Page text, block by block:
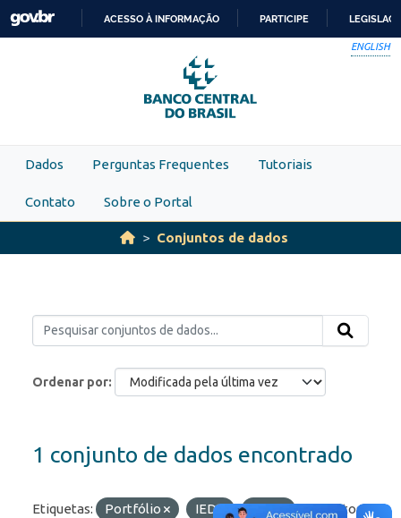
Skip to main content
PARA
O
CONTEÚDO
ACESSO À INFORMAÇÃO PARTICIPE
ENGLISH
Dados Perguntas Frequentes Tutoriais
Contato Sobre o Portal
Conjuntos de dados
Ordenar por
1 conjunto de dados encontrado
Etiquetas: Portfólio IED RDE
Formatos: